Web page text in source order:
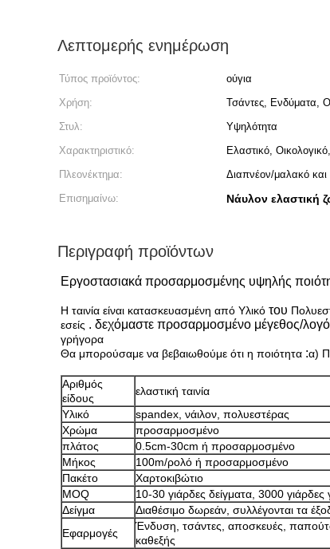
Λεπτομερής ενημέρωση
Τύπος προϊόντος: ούγια
Χρήση:
Τσάντες, Ενδύματα,
Στυλ:
Υψηλότητα
Χαρακτηριστικό:
Ελαστικό,
Πλεονέκτημα:
Διαπνέον/μαλακό και
Επισημαίνω:
Νάυλον ελαστική
Περιγραφή προϊόντων
Εργοστασιακά προσαρμοσμένης υψηλής
Η ταινία είναι κατασκευασμένη από Υλικό του
εσείς . δεχόμαστε προσαρμοσμένο μέγεθος/
γρήγορα
Θα μπορούσαμε να βεβαιωθούμε ότι η ποιότητα :α)
Αριθμός
είδους
ελαστική ταινία
Υλικό
spandex, νάιλον, πολυεστέρας
Χρώμα
προσαρμοσμένο
πλάτος
0.5cm-30cm ή προσαρμοσμένο
Μήκος
100m/ρολό ή προσαρμοσμένο
Πακέτο
Χαρτοκιβώτιο
MOQ
10-30 γιάρδες δείγματα, 3000 γιάρδες
Δείγμα
Διαθέσιμο δωρεάν, συλλέγονται τα
Εφαρμογές
Ένδυση, τσάντες, αποσκευές,
καθεξής